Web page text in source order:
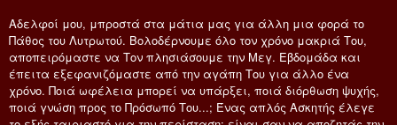
Αδελφοί μου, μπροστά στα μάτια μας για άλλη μια φορά το
Πάθος του Λυτρωτού. Βολοδέρνουμε όλο τον χρόνο μακριά Του,
αποπειρόμαστε να Τον πλησιάσουμε την Μεγ. Εβδομάδα και
έπειτα εξεφανιζόμαστε από την αγάπη Του για άλλο ένα
χρόνο. Ποιά ωφέλεια μπορεί να υπάρξει, ποιά διόρθωση ψυχής,
ποιά γνώση προς το Πρόσωπό Του...; Ένας απλός Ασκητής έλεγε